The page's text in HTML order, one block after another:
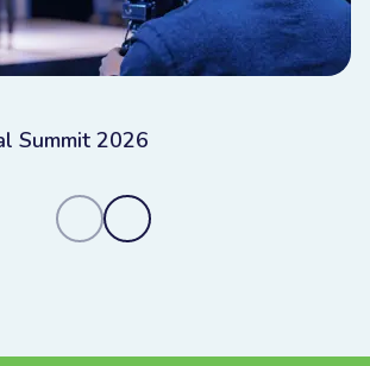
Summit 2026